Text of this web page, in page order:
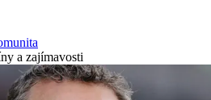
a zajímavosti